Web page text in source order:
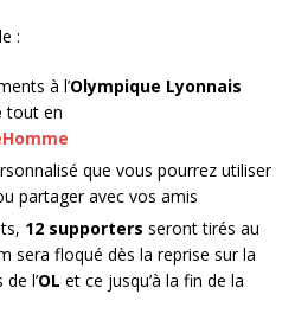
:
à l’Olympique Lyonnais
tout en
que vous pourrez utiliser
partager avec vos amis
12 supporters seront tirés au
sera floqué dès la reprise sur la
l’OL et ce jusqu’à la fin de la